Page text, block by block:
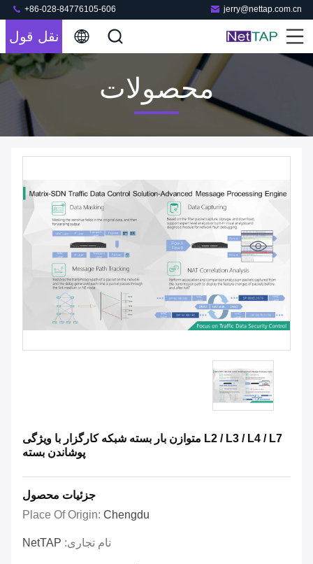
jerry@nettap.com.cn
+86-028-84776105-606
نقل قول
محصولات
L2 / L3 / L4 / L7 متوازن بار بسته شبکه کارگزار با ویژگی
پوشاندن بسته
جزئیات محصول
Place Of Origin: Chengdu
نام تجاری: NetTAP